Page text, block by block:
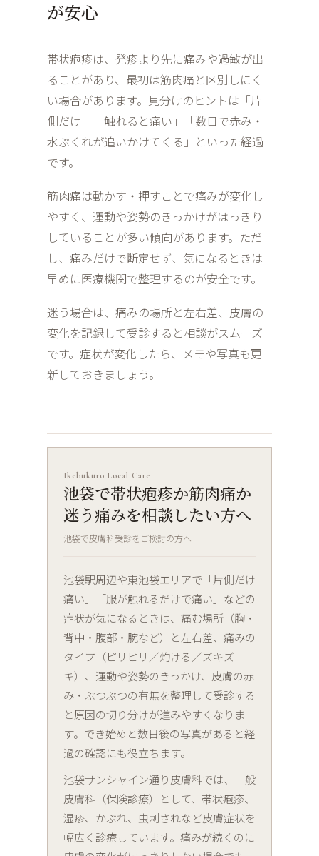
が安心
帯状疱疹は、発疹より先に痛みや過敏が出
ることがあり、最初は筋肉痛と区別しにく
い場合があります。見分けのヒントは「片
側だけ」「触れると痛い」「数日で赤み・
水ぶくれが追いかけてくる」といった経過
です。
筋肉痛は動かす・押すことで痛みが変化し
やすく、運動や姿勢のきっかけがはっきり
していることが多い傾向があります。ただ
し、痛みだけで断定せず、気になるときは
早めに医療機関で整理するのが安全です。
迷う場合は、痛みの場所と左右差、皮膚の
変化を記録して受診すると相談がスムーズ
です。症状が変化したら、メモや写真も更
新しておきましょう。
Ikebukuro Local Care
池袋で帯状疱疹か筋肉痛か
迷う痛みを相談したい方へ
池袋で皮膚科受診をご検討の方へ
池袋駅周辺や東池袋エリアで「片側だけ
痛い」「服が触れるだけで痛い」などの
症状が気になるときは、痛む場所（胸・
背中・腹部・腕など）と左右差、痛みの
タイプ（ピリピリ／灼ける／ズキズ
キ）、運動や姿勢のきっかけ、皮膚の赤
み・ぶつぶつの有無を整理して受診する
と原因の切り分けが進みやすくなりま
す。でき始めと数日後の写真があると経
過の確認にも役立ちます。
池袋サンシャイン通り皮膚科では、一般
皮膚科（保険診療）として、帯状疱疹、
湿疹、かぶれ、虫刺されなど皮膚症状を
幅広く診療しています。痛みが続くのに